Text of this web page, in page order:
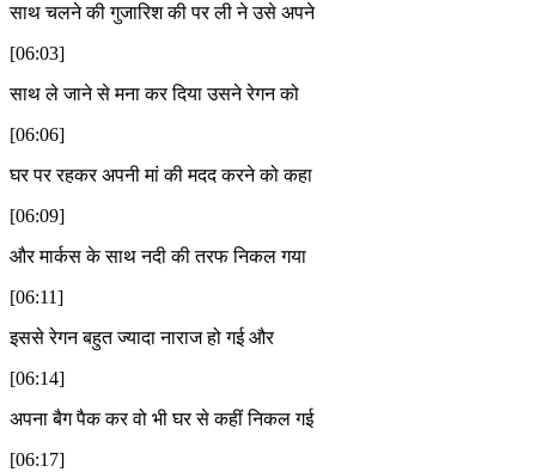
साथ चलने की गुजारिश की पर ली ने उसे अपने
[06:03]
साथ ले जाने से मना कर दिया उसने रेगन को
[06:06]
घर पर रहकर अपनी मां की मदद करने को कहा
[06:09]
और मार्कस के साथ नदी की तरफ निकल गया
[06:11]
इससे रेगन बहुत ज्यादा नाराज हो गई और
[06:14]
अपना बैग पैक कर वो भी घर से कहीं निकल गई
[06:17]